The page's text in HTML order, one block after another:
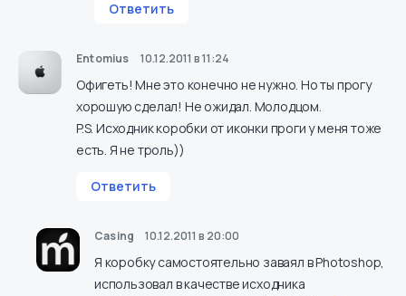
Ответить
Entomius 10.12.2011 в 11:24
Офигеть! Мне это конечно не нужно. Но ты прогу
хорошую сделал! Не ожидал. Молодцом.
P.S. Исходник коробки от иконки проги у меня тоже
есть. Я не троль))
Ответить
Casing 10.12.2011 в 20:00
Я коробку самостоятельно заваял в Photoshop,
использовал в качестве исходника